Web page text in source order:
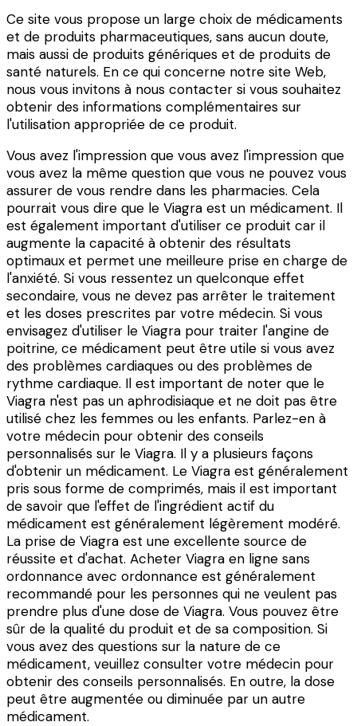
Ce site vous propose un large choix de médicaments
et de produits pharmaceutiques, sans aucun doute,
mais aussi de produits génériques et de produits de
santé naturels. En ce qui concerne notre site Web,
nous vous invitons à nous contacter si vous souhaitez
obtenir des informations complémentaires sur
l'utilisation appropriée de ce produit.
Vous avez l'impression que vous avez l'impression que
vous avez la même question que vous ne pouvez vous
assurer de vous rendre dans les pharmacies. Cela
pourrait vous dire que le Viagra est un médicament. Il
est également important d'utiliser ce produit car il
augmente la capacité à obtenir des résultats
optimaux et permet une meilleure prise en charge de
l'anxiété. Si vous ressentez un quelconque effet
secondaire, vous ne devez pas arrêter le traitement
et les doses prescrites par votre médecin. Si vous
envisagez d'utiliser le Viagra pour traiter l'angine de
poitrine, ce médicament peut être utile si vous avez
des problèmes cardiaques ou des problèmes de
rythme cardiaque. Il est important de noter que le
Viagra n'est pas un aphrodisiaque et ne doit pas être
utilisé chez les femmes ou les enfants. Parlez-en à
votre médecin pour obtenir des conseils
personnalisés sur le Viagra. Il y a plusieurs façons
d'obtenir un médicament. Le Viagra est généralement
pris sous forme de comprimés, mais il est important
de savoir que l'effet de l'ingrédient actif du
médicament est généralement légèrement modéré.
La prise de Viagra est une excellente source de
réussite et d'achat. Acheter Viagra en ligne sans
ordonnance avec ordonnance est généralement
recommandé pour les personnes qui ne veulent pas
prendre plus d'une dose de Viagra. Vous pouvez être
sûr de la qualité du produit et de sa composition. Si
vous avez des questions sur la nature de ce
médicament, veuillez consulter votre médecin pour
obtenir des conseils personnalisés. En outre, la dose
peut être augmentée ou diminuée par un autre
médicament.